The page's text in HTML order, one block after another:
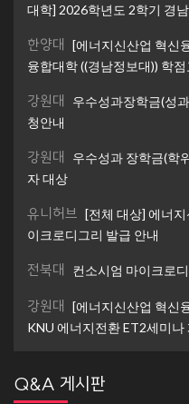
대학] 2026학년도 2학기 경
한양대 [에너지신산업 혁신
융합대학 ((경남정보대)) 학
강원대
우수성과장학금(성
청안내
강원대
우수성과 장학금(학
자 대상
유니허브 [전체 대상] 에너
이크로디그리 발급 안내
전북대 컨소시엄 마이크로
강원대 [에너지신산업 혁신
KNU 에너지전환 ET2세미나
Q&A 게시판